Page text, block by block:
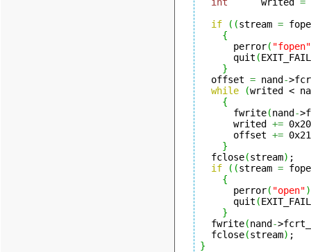
if
( (stream =
{
perror( "fopen"
quit (
}
offset = nand -
while
(writed <
{
fwrite(nand -
writed +=
offset +=
}
fclose(stream) ;
if
( (stream =
{
perror( "open")
quit (
}
fwrite(nand -
fclose(stream)
}